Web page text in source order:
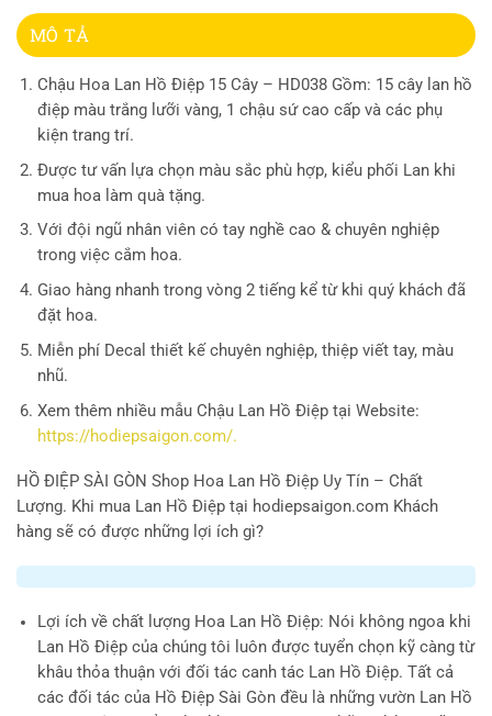
MÔ TẢ
Chậu Hoa Lan Hồ Điệp 15 Cây – HD038 Gồm: 15 cây lan hồ
điệp màu trắng lưỡi vàng, 1 chậu sứ cao cấp và các phụ
kiện trang trí.
Được tư vấn lựa chọn màu sắc phù hợp, kiểu phối Lan khi
mua hoa làm quà tặng.
Với đội ngũ nhân viên có tay nghề cao & chuyên nghiệp
trong việc cắm hoa.
Giao hàng nhanh trong vòng 2 tiếng kể từ khi quý khách đã
đặt hoa.
Miễn phí Decal thiết kế chuyên nghiệp, thiệp viết tay, màu
nhũ.
Xem thêm nhiều mẫu Chậu Lan Hồ Điệp tại Website:
https://hodiepsaigon.com/.
HỒ ĐIỆP SÀI GÒN Shop Hoa Lan Hồ Điệp Uy Tín – Chất
Lượng. Khi mua Lan Hồ Điệp tại hodiepsaigon.com Khách
hàng sẽ có được những lợi ích gì?
Lợi ích về chất lượng Hoa Lan Hồ Điệp: Nói không ngoa khi
Lan Hồ Điệp của chúng tôi luôn được tuyển chọn kỹ càng từ
khâu thỏa thuận với đối tác canh tác Lan Hồ Điệp. Tất cả
các đối tác của Hồ Điệp Sài Gòn đều là những vườn Lan Hồ